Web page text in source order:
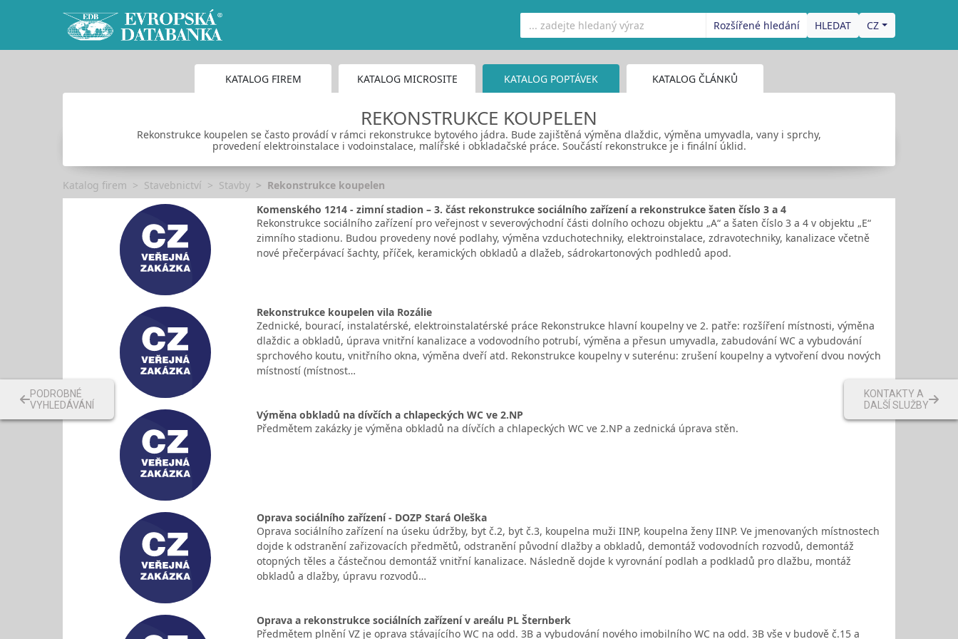
Rozšířené hledání CZ
KATALOG FIREM KATALOG MICROSITE KATALOG POPTÁVEK KATALOG ČLÁNKŮ
REKONSTRUKCE KOUPELEN
Rekonstrukce koupelen se často provádí v rámci rekonstrukce bytového jádra. Bude zajištěná výměna dlaždic, výměna umyvadla, vany i sprchy,
provedení elektroinstalace i vodoinstalace, malířské i obkladačské práce. Součástí rekonstrukce je i finální úklid.
Katalog firem Stavebnictví Stavby
Rekonstrukce koupelen
Komenského 1214 - zimní stadion – 3. část rekonstrukce sociálního zařízení a rekonstrukce šaten číslo 3 a 4
Rekonstrukce sociálního zařízení pro veřejnost v severovýchodní části dolního ochozu objektu „A“ a šaten číslo 3 a 4 v objektu „E“
zimního stadionu. Budou provedeny nové podlahy, výměna vzduchotechniky, elektroinstalace, zdravotechniky, kanalizace včetně
nové přečerpávací šachty, příček, keramických obkladů a dlažeb, sádrokartonových podhledů apod.
Rekonstrukce koupelen vila Rozálie
Zednické, bourací, instalatérské, elektroinstalatérské práce Rekonstrukce hlavní koupelny ve 2. patře: rozšíření místnosti, výměna
dlaždic a obkladů, úprava vnitřní kanalizace a vodovodního potrubí, výměna a přesun umyvadla, zabudování WC a vybudování
sprchového koutu, vnitřního okna, výměna dveří atd. Rekonstrukce koupelny v suterénu: zrušení koupelny a vytvoření dvou nových
místností (místnost…
Výměna obkladů na dívčích a chlapeckých WC ve 2.NP
Předmětem zakázky je výměna obkladů na dívčích a chlapeckých WC ve 2.NP a zednická úprava stěn.
Oprava sociálního zařízení - DOZP Stará Oleška
Oprava sociálního zařízení na úseku údržby, byt č.2, byt č.3, koupelna muži IINP, koupelna ženy IINP. Ve jmenovaných místnostech
dojde k odstranění zařizovacích předmětů, odstranění původní dlažby a obkladů, demontáž vodovodních rozvodů, demontáž
otopných těles a částečnou demontáž vnitřní kanalizace. Následně dojde k vyrovnání podlah a podkladů pro dlažbu, montáž
obkladů a dlažby, úpravu rozvodů…
Oprava a rekonstrukce sociálních zařízení v areálu PL Šternberk
Předmětem plnění VZ je oprava stávajícího WC na odd. 3B a vybudování nového imobilního WC na odd. 3B vše v budově č.15 a
KONTAKTY A
DALŠÍ SLUŽBY
PODROBNÉ
VYHLEDÁVÁNÍ